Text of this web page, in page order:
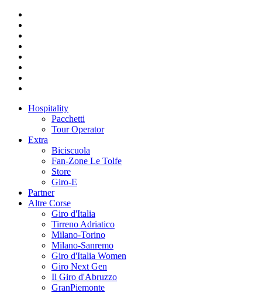
Hospitality
Pacchetti
Tour Operator
Extra
Biciscuola
Fan-Zone Le Tolfe
Store
Giro-E
Partner
Altre Corse
Giro d'Italia
Tirreno Adriatico
Milano-Torino
Milano-Sanremo
Giro d'Italia Women
Giro Next Gen
Il Giro d'Abruzzo
GranPiemonte